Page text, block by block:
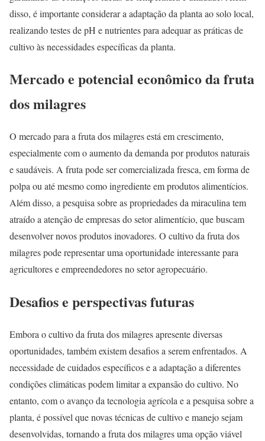
disso, é importante considerar a adaptação da planta ao solo local,
realizando testes de pH e nutrientes para adequar as práticas de
cultivo às necessidades específicas da planta.
Mercado e potencial econômico da fruta
dos milagres
O mercado para a fruta dos milagres está em crescimento,
especialmente com o aumento da demanda por produtos naturais
e saudáveis. A fruta pode ser comercializada fresca, em forma de
polpa ou até mesmo como ingrediente em produtos alimentícios.
Além disso, a pesquisa sobre as propriedades da miraculina tem
atraído a atenção de empresas do setor alimentício, que buscam
desenvolver novos produtos inovadores. O cultivo da fruta dos
milagres pode representar uma oportunidade interessante para
agricultores e empreendedores no setor agropecuário.
Desafios e perspectivas futuras
Embora o cultivo da fruta dos milagres apresente diversas
oportunidades, também existem desafios a serem enfrentados. A
necessidade de cuidados específicos e a adaptação a diferentes
condições climáticas podem limitar a expansão do cultivo. No
entanto, com o avanço da tecnologia agrícola e a pesquisa sobre a
planta, é possível que novas técnicas de cultivo e manejo sejam
desenvolvidas, tornando a fruta dos milagres uma opção viável